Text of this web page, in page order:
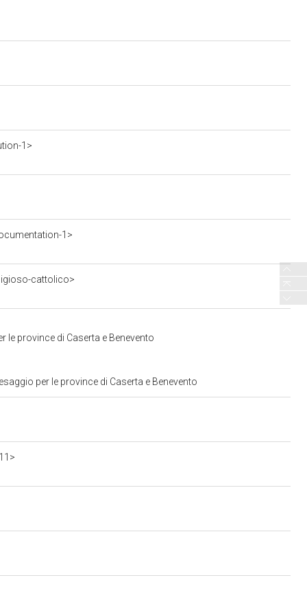
1>
1>
cattolico>
le province di Caserta e Benevento
per le province di Caserta e Benevento